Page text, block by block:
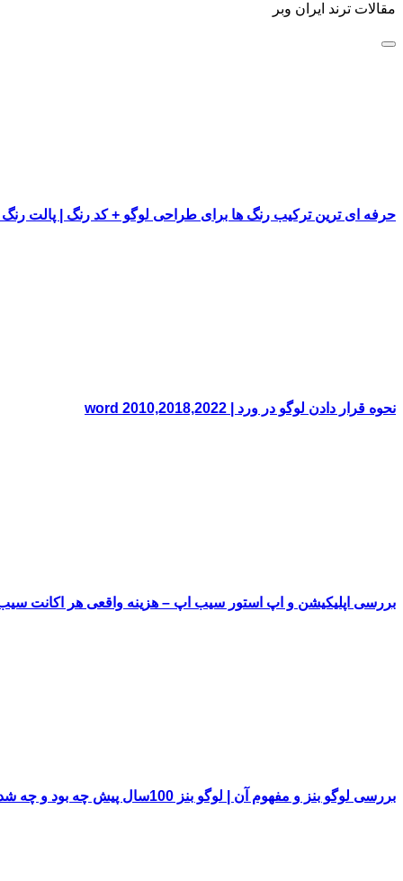
مقالات ترند ایران وبر
حرفه ای ترین ترکیب رنگ ها برای طراحی لوگو + کد رنگ | پالت
نحوه قرار دادن لوگو در ورد | word 2010,2018,2022
بررسی اپلیکیشن و اپ استور سیب اپ – هزینه واقعی هر اکانت
بررسی لوگو بنز و مفهوم آن | لوگو بنز 100سال پیش چه بود و چه شد!